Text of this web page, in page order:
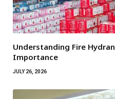
Understanding Fire
Importance
JULY 26, 2026